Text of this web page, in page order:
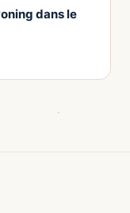
dans le